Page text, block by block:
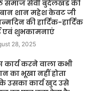
समाज सेवी बुंदेलखंड की
शान महेश केवट जी
की हार्दिक-हार्दिक
एवं शुभकामनाएं
28, 2025
कार्य करने वाला कभी
का भूखा नहीं होता
उसका कार्य खुद उसे